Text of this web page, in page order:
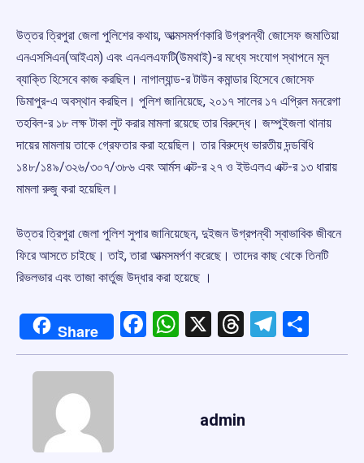
উত্তর ত্রিপুরা জেলা পুলিশের কথায়, আত্মসমর্পণকারি উগ্রপন্থী জোসেফ জমাতিয়া
এনএসসিএন(আইএম) এবং এনএলএফটি(উমথাই)-র মধ্যে সংযোগ স্থাপনে মূল
ব্যাক্তি হিসেবে কাজ করছিল। নাগাল্যান্ড-র টাউন কমান্ডার হিসেবে জোসেফ
ডিমাপুর-এ অবস্থান করছিল। পুলিশ জানিয়েছে, ২০১৭ সালের ১৭ এপ্রিল মনরেগা
তহবিল-র ১৮ লক্ষ টাকা লুট করার মামলা রয়েছে তার বিরুদ্ধে। জম্পুইজলা থানায়
দায়ের মামলায় তাকে গ্রেফতার করা হয়েছিল। তার বিরুদ্ধে ভারতীয় দন্ডবিধি
১৪৮/১৪৯/৩২৬/৩০৭/৩৮৬ এবং আর্মস এক্ট-র ২৭ ও ইউএলএ এক্ট-র ১৩ ধারায়
মামলা রুজু করা হয়েছিল।
উত্তর ত্রিপুরা জেলা পুলিশ সুপার জানিয়েছেন, দুইজন উগ্রপন্থী স্বাভাবিক জীবনে
ফিরে আসতে চাইছে। তাই, তারা আত্মসমর্পণ করেছে। তাদের কাছ থেকে তিনটি
রিভলভার এবং তাজা কার্তুজ উদ্ধার করা হয়েছে ।
Share Facebook
WhatsApp
X Threads
admin